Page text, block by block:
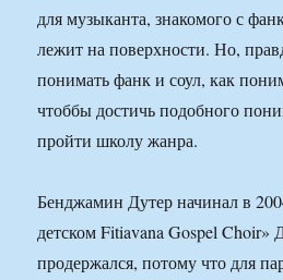
для музыканта, знакомого с
лежит на поверхности. Но,
понимать фанк и соул, как
чтоббы достичь подобного
пройти школу жанра.
Бенджамин Дутер начинал в
детском Fitiavana Gospel Choir»
продержался, потому что для